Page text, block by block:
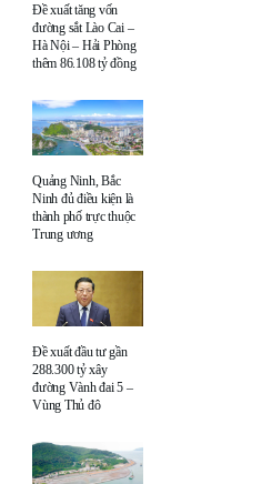
Đề xuất tăng vốn
đường sắt Lào Cai –
Hà Nội – Hải Phòng
thêm 86.108 tỷ đồng
Quảng Ninh, Bắc
Ninh đủ điều kiện là
thành phố trực thuộc
Trung ương
Đề xuất đầu tư gần
288.300 tỷ xây
đường Vành đai 5 –
Vùng Thủ đô